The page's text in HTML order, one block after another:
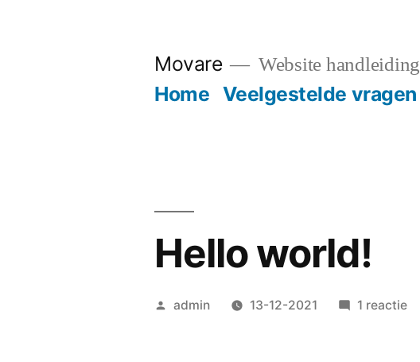
Movare Website handleiding
Home Veelgestelde vragen
Hello world!
Geplaatst
admin 13-12-2021 1 reactieop